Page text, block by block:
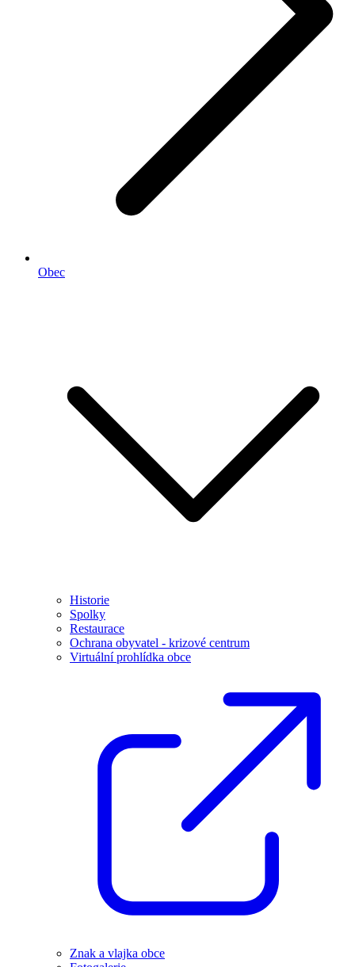
Obec
Historie
Spolky
Restaurace
Ochrana obyvatel - krizové centrum
Virtuální prohlídka obce
Znak a vlajka obce